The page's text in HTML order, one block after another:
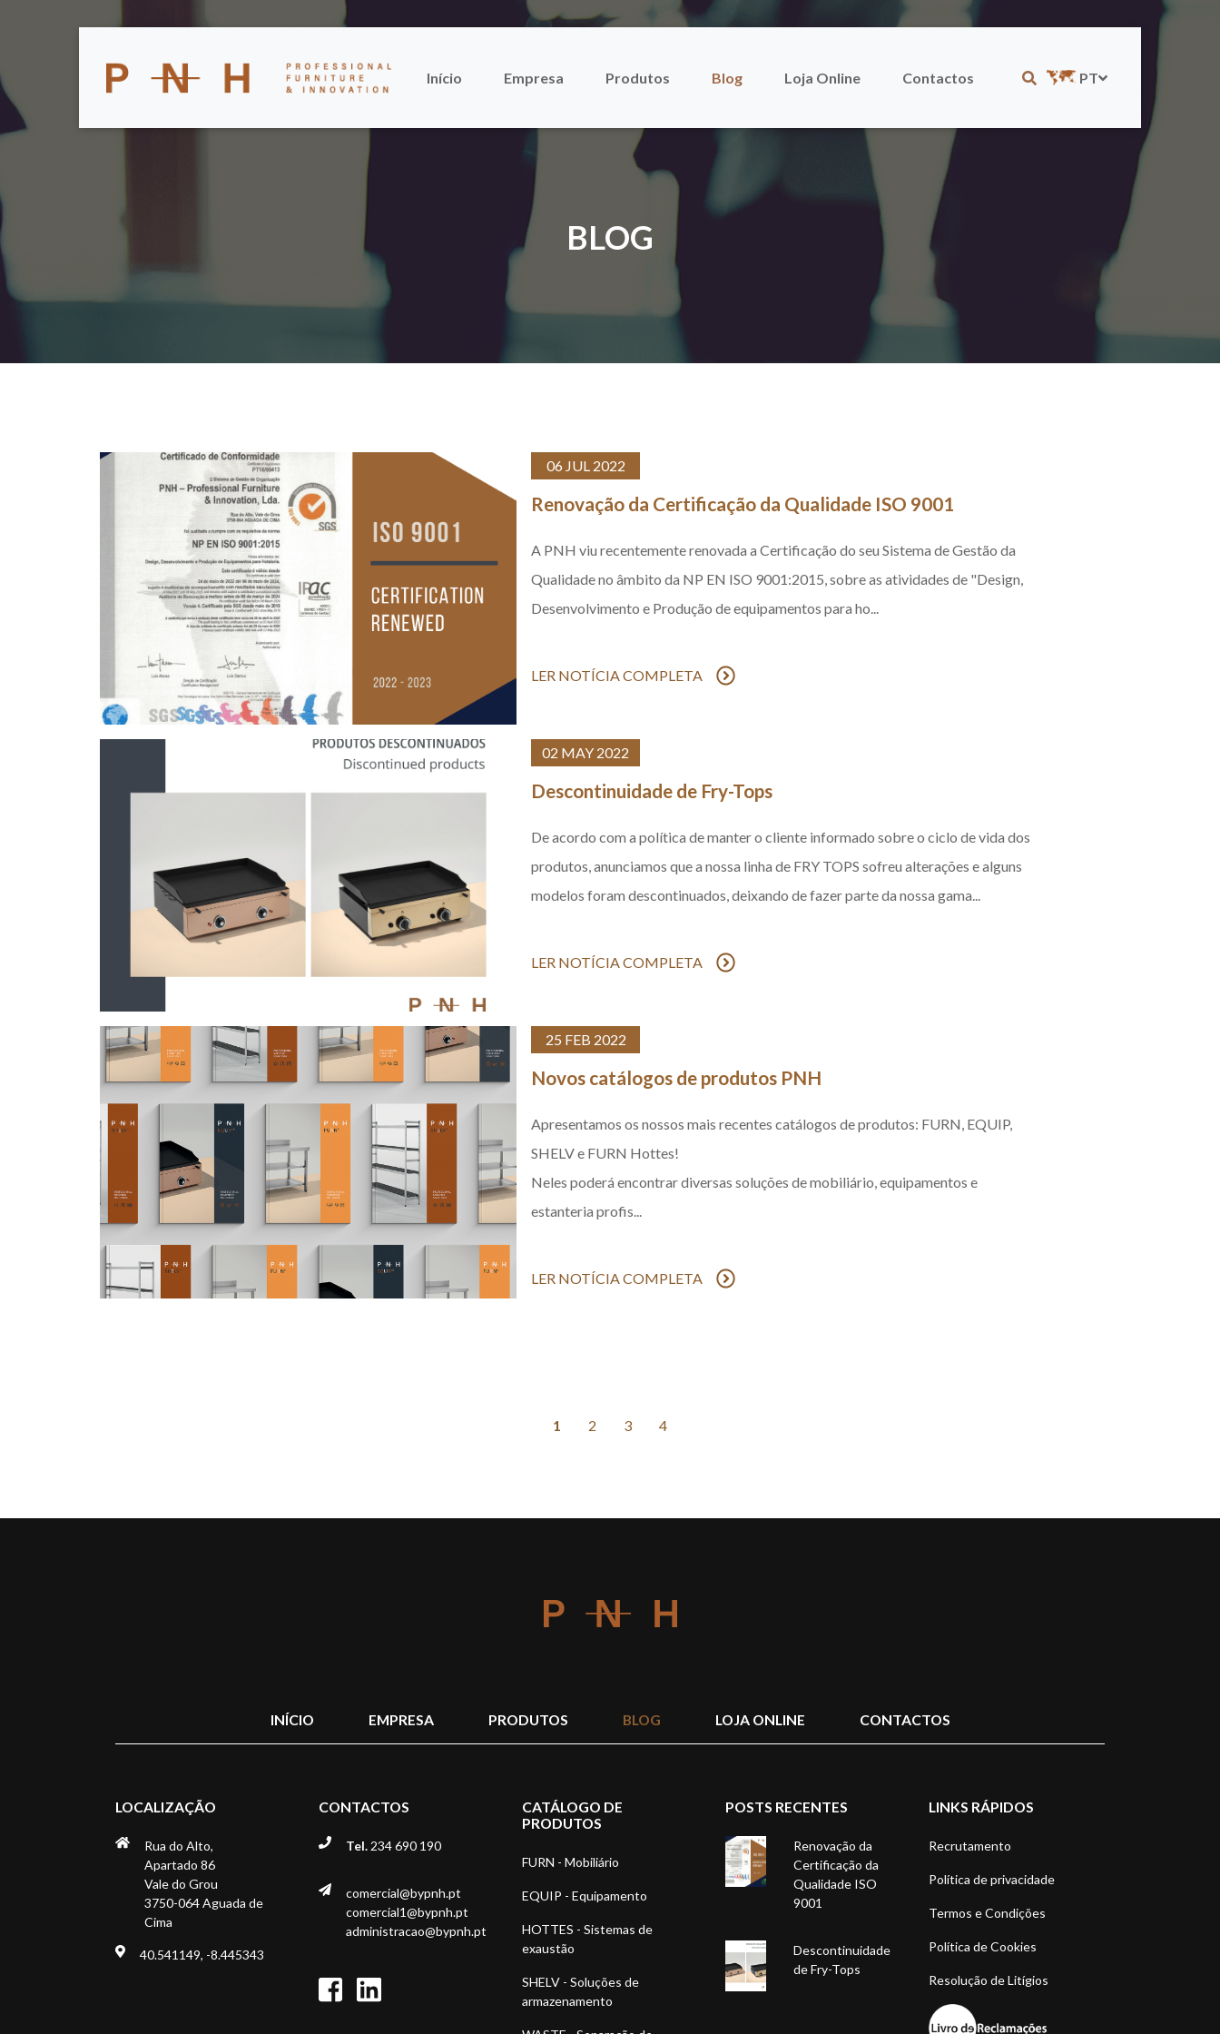
Início Empresa Produtos Blog Loja Online Contactos PT
BLOG
06 JUL 2022
Renovação da Certificação da Qualidade ISO 9001
A PNH viu recentemente renovada a Certificação do seu Sistema de Gestão da
Qualidade no âmbito da NP EN ISO 9001:2015, sobre as atividades de "Design,
Desenvolvimento e Produção de equipamentos para ho...
LER NOTÍCIA COMPLETA
02 MAY 2022
Descontinuidade de Fry-Tops
De acordo com a política de manter o cliente informado sobre o ciclo de vida dos
produtos, anunciamos que a nossa linha de FRY TOPS sofreu alterações e alguns
modelos foram descontinuados, deixando de fazer parte da nossa gama...
LER NOTÍCIA COMPLETA
25 FEB 2022
Novos catálogos de produtos PNH
Apresentamos os nossos mais recentes catálogos de produtos: FURN, EQUIP,
SHELV e FURN Hottes!
Neles poderá encontrar diversas soluções de mobiliário, equipamentos e
estanteria profis...
LER NOTÍCIA COMPLETA
1 2 3 4
INÍCIO EMPRESA PRODUTOS BLOG LOJA ONLINE CONTACTOS
LOCALIZAÇÃO
Rua do Alto,
Apartado 86
Vale do Grou
3750-064 Aguada de
Cima
40.541149, -8.445343
CONTACTOS
Tel. 234 690 190
comercial@bypnh.pt
comercial1@bypnh.pt
administracao@bypnh.pt
CATÁLOGO DE
PRODUTOS
FURN - Mobiliário
EQUIP - Equipamento
HOTTES - Sistemas de
exaustão
SHELV - Soluções de
armazenamento
POSTS RECENTES
Renovação da
Certificação da
Qualidade ISO
9001
Descontinuidade
de Fry-Tops
LINKS RÁPIDOS
Recrutamento
Política de privacidade
Termos e Condições
Política de Cookies
Resolução de Litígios